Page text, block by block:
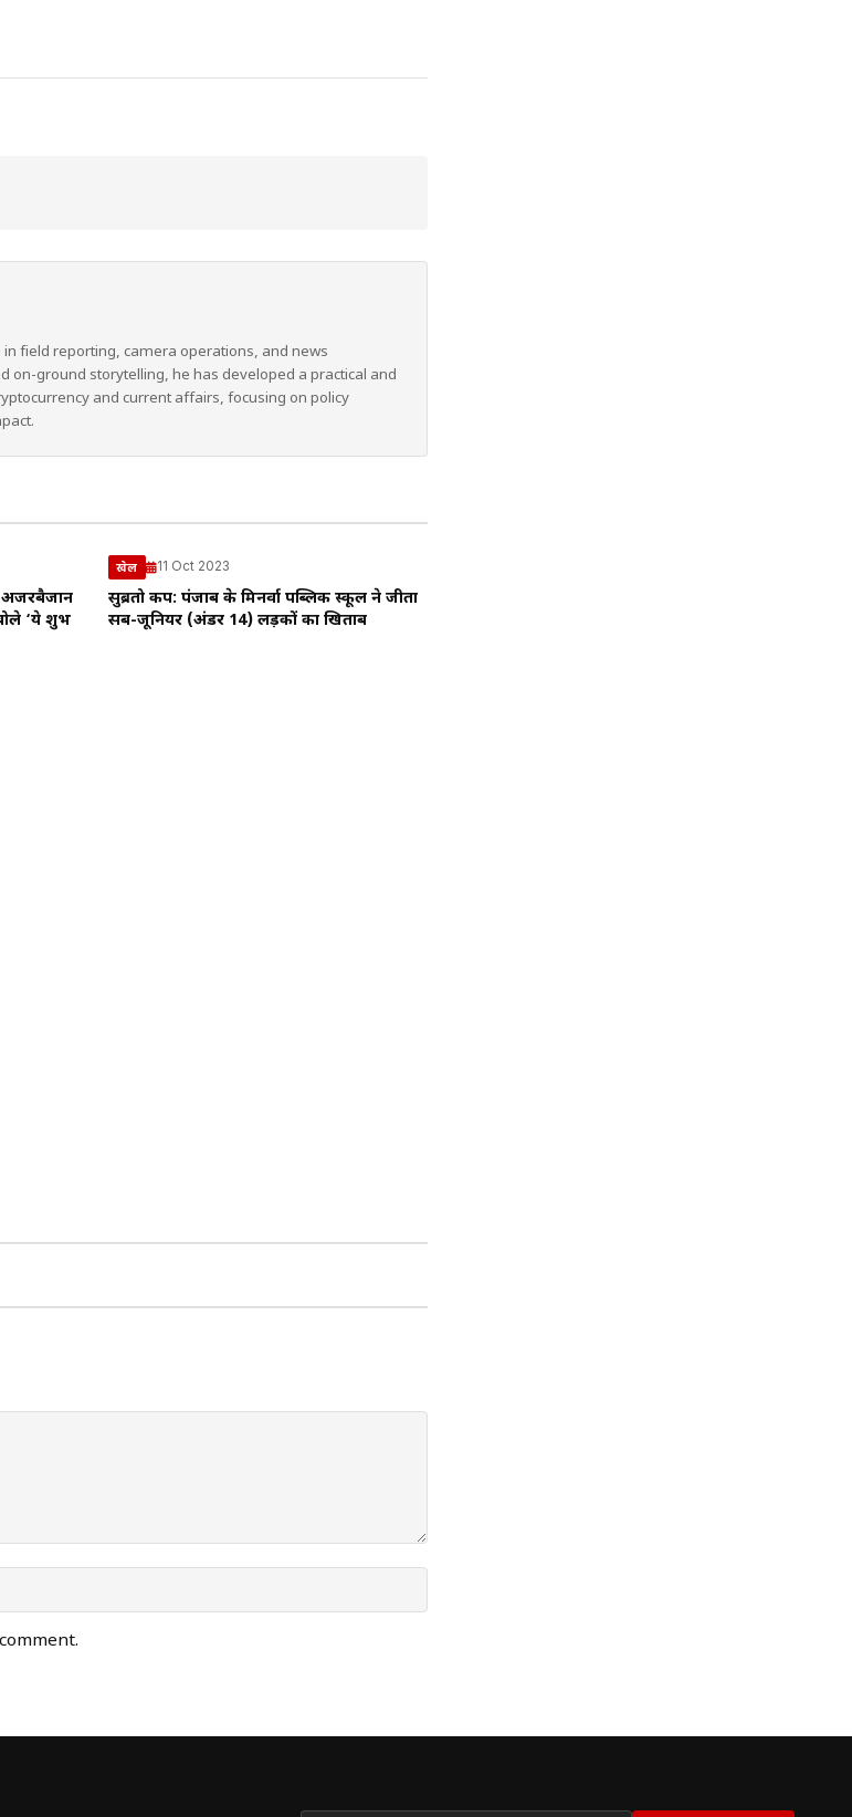
field reporting, camera operations, and news
ground storytelling, he has developed a practical and
and current affairs, focusing on policy
अजरबैजान
‘ये शुभ
खेल 11 Oct 2023
सुब्रतो कप: पंजाब के मिनर्वा पब्लिक स्कूल ने जीता
सब-जूनियर (अंडर 14) लड़कों का खिताब